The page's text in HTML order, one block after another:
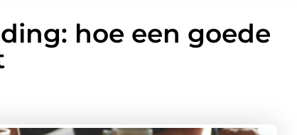
hoe een goede